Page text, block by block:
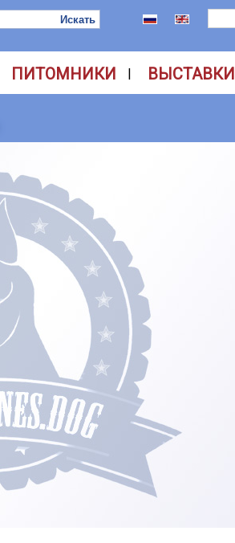
ПИТОМНИКИ | ВЫСТАВКИ